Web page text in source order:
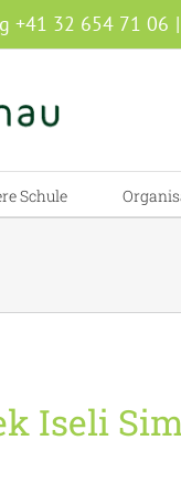
+41 32 654 71 06 |
Schule
Iseli